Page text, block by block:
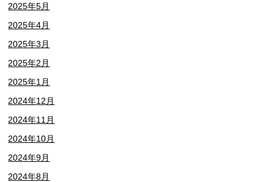
2025年5月
2025年4月
2025年3月
2025年2月
2025年1月
2024年12月
2024年11月
2024年10月
2024年9月
2024年8月